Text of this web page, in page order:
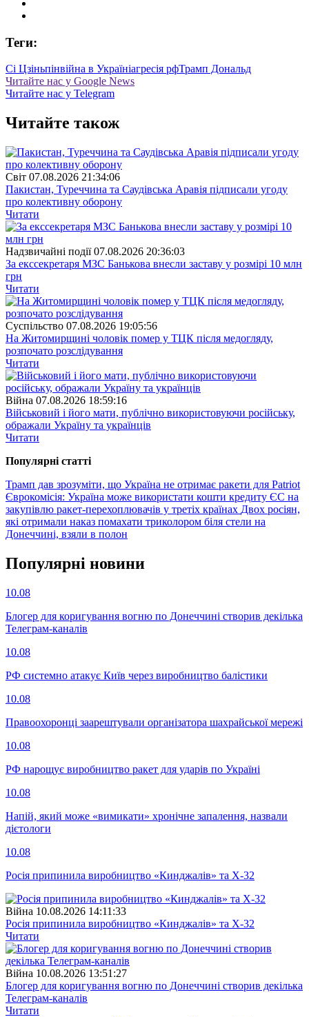
Теги:
Сі Цзіньпінвійна в Україніагресія рфТрамп Дональд
Читайте нас у Google News
Читайте нас у Telegram
Читайте також
Свiт 07.08.2026 21:34:06
Пакистан, Туреччина та Саудівська Аравія підписали угоду
про колективну оборону
Читати
Надзвичайні події 07.08.2026 20:36:03
За екссекретаря МЗС Банькова внесли заставу у розмірі 10 млн
грн
Читати
Суспiльство 07.08.2026 19:05:56
На Житомирщині чоловік помер у ТЦК після медогляду,
розпочато розслідування
Читати
Війна 07.08.2026 18:59:16
Військовий і його мати, публічно використовуючи російську,
ображали Україну та українців
Читати
Популярнi статтi
Трамп дав зрозуміти, що Україна не отримає ракети для Patriot
Єврокомісія: Україна може використати кошти кредиту ЄС на
закупівлю ракет-перехоплювачів у третіх країнах Двох росіян,
які отримали наказ помахати триколором біля стели на
Донеччині, взяли в полон
Популярнi новини
10.08
Блогер для коригування вогню по Донеччині створив декілька
Телеграм-каналів
10.08
РФ системно атакує Київ через виробництво балістики
10.08
Правоохоронці заарештували організатора шахрайської мережі
10.08
РФ нарощує виробництво ракет для ударів по Україні
10.08
Напій, який може «вимикати» хронічне запалення, назвали
дієтологи
10.08
Росія припинила виробництво «Кинджалів» та Х-32
Війна 10.08.2026 14:11:33
Росія припинила виробництво «Кинджалів» та Х-32
Читати
Війна 10.08.2026 13:51:27
Блогер для коригування вогню по Донеччині створив декілька
Телеграм-каналів
Читати